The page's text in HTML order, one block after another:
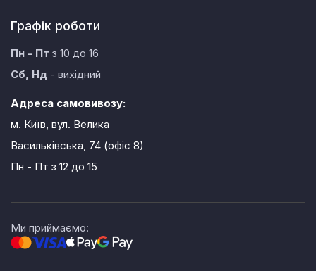
Графік роботи
Пн - Пт з 10 до 16
Сб, Нд - вихідний
Адреса самовивозу:
м. Київ, вул. Велика
Васильківська, 74 (офіс 8)
Пн - Пт з 12 до 15
Ми приймаємо: